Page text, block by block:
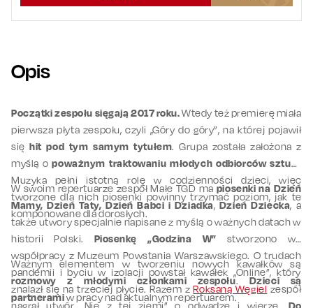
Opis
Początki zespołu sięgają 2017 roku.Wtedy też premierę miała
pierwsza płyta zespołu, czyli „Góry do góry”, na której pojawił
sięhit pod tym samym tytułem. Grupa została założona z
myślą opoważnym traktowaniu młodych odbiorców sztuki
Muzyka pełni istotną rolę w codzienności dzieci, więc
tworzone dla nich piosenki powinny trzymać poziom, jak te
komponowane dla dorosłych.
W swoim repertuarze zespół Małe TGD ma piosenki na Dzień
Mamy, Dzień Taty, Dzień Babci i Dziadka, Dzień Dziecka, a
także utwory specjalnie napisane z myślą o ważnych datach w
historii Polski. Piosenkę „Godzina W” stworzono we
współpracy z Muzeum Powstania Warszawskiego. O trudach
pandemii i byciu w izolacji powstał kawałek „Online”, który
znalazł się na trzeciej płycie. Razem zRoksaną Węgiel zespół
nagrał utwór „Nie z tej ziemi” o odwadze i wierze. Do
Ważnym elementem w tworzeniu nowych kawałków są
rozmowy z młodymi członkami zespołu. Dzieci są
partneramiw pracy nad aktualnym repertuarem.